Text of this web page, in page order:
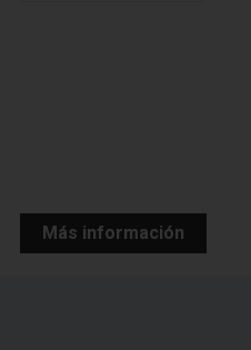
Más información